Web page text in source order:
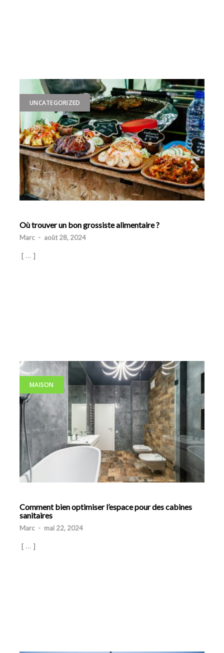
UNCATEGORIZED
Où trouver un bon grossiste alimentaire ?
Marc - août 28, 2024
[ … ]
MAISON
Comment bien optimiser l’espace pour des cabines
sanitaires
Marc - mai 22, 2024
[ … ]